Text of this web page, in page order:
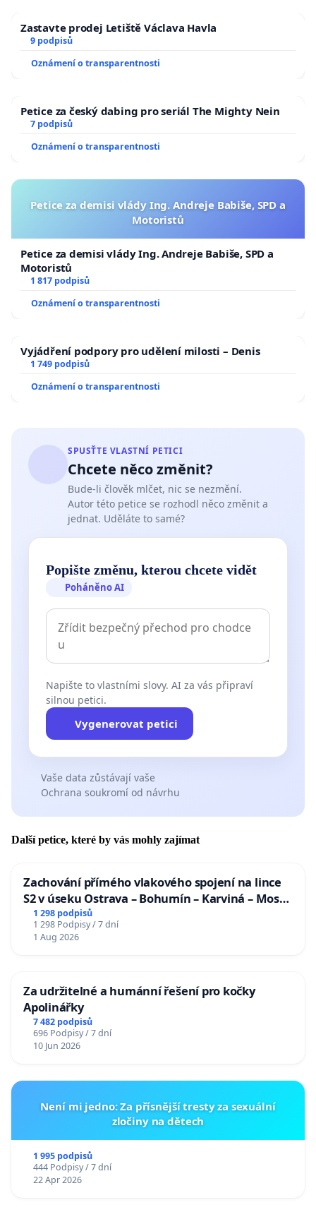
Zastavte prodej Letiště Václava Havla
9 podpisů
Oznámení o transparentnosti
Petice za český dabing pro seriál The Mighty Nein
7 podpisů
Oznámení o transparentnosti
Petice za demisi vlády Ing. Andreje Babiše, SPD a
Motoristů
Petice za demisi vlády Ing. Andreje Babiše, SPD a
Motoristů
1 817 podpisů
Oznámení o transparentnosti
Vyjádření podpory pro udělení milosti – Denis
1 749 podpisů
Oznámení o transparentnosti
SPUSŤTE VLASTNÍ PETICI
Chcete něco změnit?
Bude-li člověk mlčet, nic se nezmění.
Autor této petice se rozhodl něco změnit a
jednat. Uděláte to samé?
Popište změnu, kterou chcete vidět
Poháněno AI
Napište to vlastními slovy. AI za vás připraví
silnou petici.
Vygenerovat petici
Vaše data zůstávají vaše
Ochrana soukromí od návrhu
Další petice, které by vás mohly zajímat
Zachování přímého vlakového spojení na lince
S2 v úseku Ostrava – Bohumín – Karviná – Mosty
u Jablunkova
1 298 podpisů
1 298 Podpisy / 7 dní
1 Aug 2026
Za udržitelné a humánní řešení pro kočky
Apolinářky
7 482 podpisů
696 Podpisy / 7 dní
10 Jun 2026
Není mi jedno: Za přísnější tresty za sexuální
zločiny na dětech
1 995 podpisů
444 Podpisy / 7 dní
22 Apr 2026